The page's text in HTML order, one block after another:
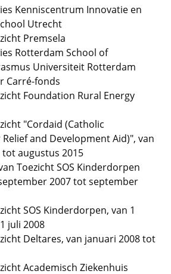
Kenniscentrum Innovatie en
Utrecht
Premsela
Rotterdam School of
Universiteit Rotterdam
Carré-fonds
Foundation Rural Energy
"Cordaid (Catholic
and Development Aid)", van
augustus 2015
Toezicht SOS Kinderdorpen
2007 tot september
SOS Kinderdorpen, van 1
juli 2008
Deltares, van januari 2008 tot
Academisch Ziekenhuis